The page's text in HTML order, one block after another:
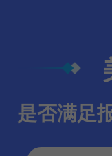
是否满足